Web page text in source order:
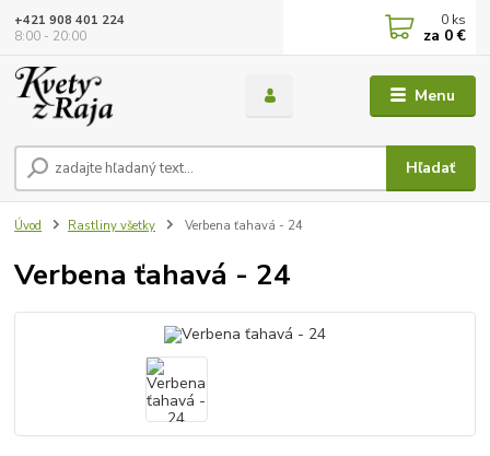
Menu
Hľadať
+421 908 401 224
8:00 - 20:00
0 ks
za 0 €
Úvod Rastliny všetky Verbena ťahavá - 24
Verbena ťahavá - 24